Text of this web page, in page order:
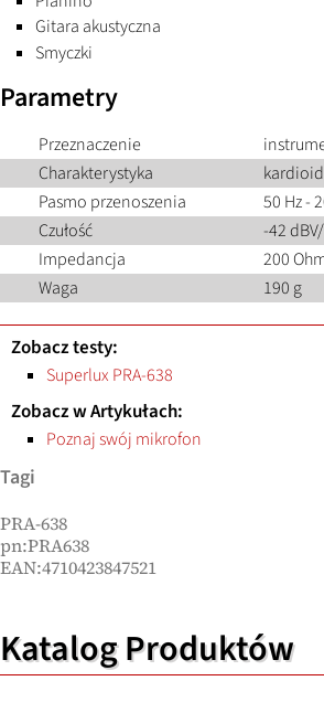
Gitara akustyczna
Smyczki
Parametry
Przeznaczenie
Charakterystyka
Pasmo przenoszenia
50 Hz -
Czułość
-42
Impedancja
200
Waga
190 g
Zobacz testy:
Superlux PRA-638
Zobacz w Artykułach:
Poznaj swój mikrofon
Tagi
PRA-638
pn:PRA638
EAN:4710423847521
Katalog Produktów